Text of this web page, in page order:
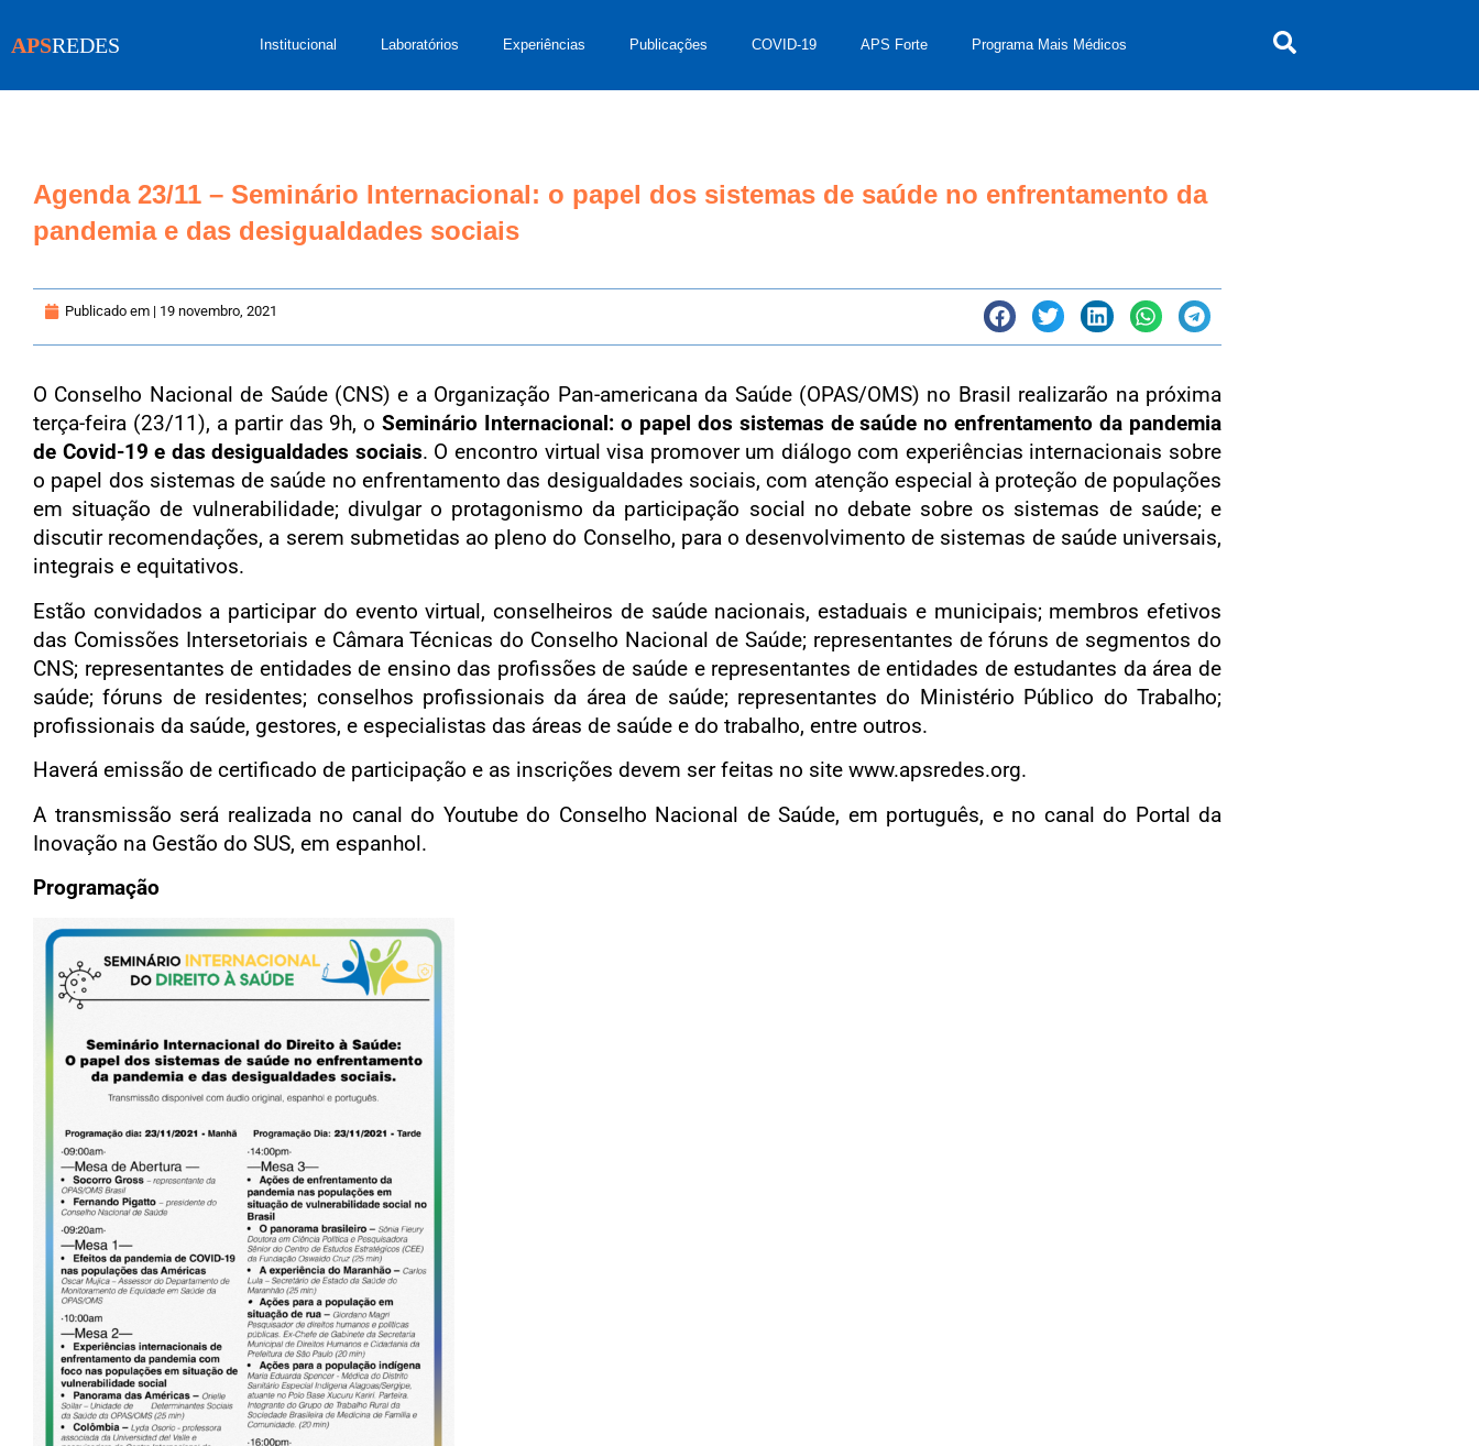
APSREDES Institucional Laboratórios Experiências Publicações COVID-19 APS Forte Programa Mais Médicos
Agenda 23/11 – Seminário Internacional: o papel dos sistemas de saúde no enfrentamento da
pandemia e das desigualdades sociais
Publicado em | 19 novembro, 2021
O Conselho Nacional de Saúde (CNS) e a Organização Pan-americana da Saúde (OPAS/OMS) no Brasil realizarão na próxima
terça-feira (23/11), a partir das 9h, oSeminário Internacional: o papel dos sistemas de saúde no enfrentamento da pandemia
de Covid-19 e das desigualdades sociais. O encontro virtual visa promover um diálogo com experiências internacionais sobre
o papel dos sistemas de saúde no enfrentamento das desigualdades sociais, com atenção especial à proteção de populações
em situação de vulnerabilidade; divulgar o protagonismo da participação social no debate sobre os sistemas de saúde; e
discutir recomendações, a serem submetidas ao pleno do Conselho, para o desenvolvimento de sistemas de saúde universais,
integrais e equitativos.
Estão convidados a participar do evento virtual, conselheiros de saúde nacionais, estaduais e municipais; membros efetivos
das Comissões Intersetoriais e Câmara Técnicas do Conselho Nacional de Saúde; representantes de fóruns de segmentos do
CNS; representantes de entidades de ensino das profissões de saúde e representantes de entidades de estudantes da área de
saúde; fóruns de residentes; conselhos profissionais da área de saúde; representantes do Ministério Público do Trabalho;
profissionais da saúde, gestores, e especialistas das áreas de saúde e do trabalho, entre outros.
Haverá emissão de certificado de participação e as inscrições devem ser feitas no site www.apsredes.org.
A transmissão será realizada no canal do Youtube do Conselho Nacional de Saúde, em português, e no canal do Portal da
Inovação na Gestão do SUS, em espanhol.
Programação